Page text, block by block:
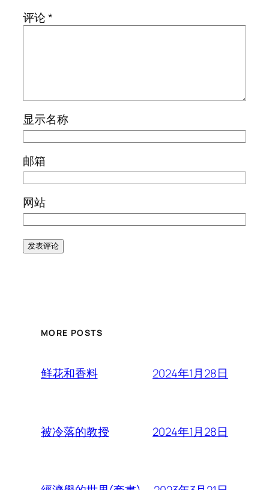
评论*
显示名称
邮箱
网站
MORE POSTS
鲜花和香料 2024年1月28日
被冷落的教授 2024年1月28日